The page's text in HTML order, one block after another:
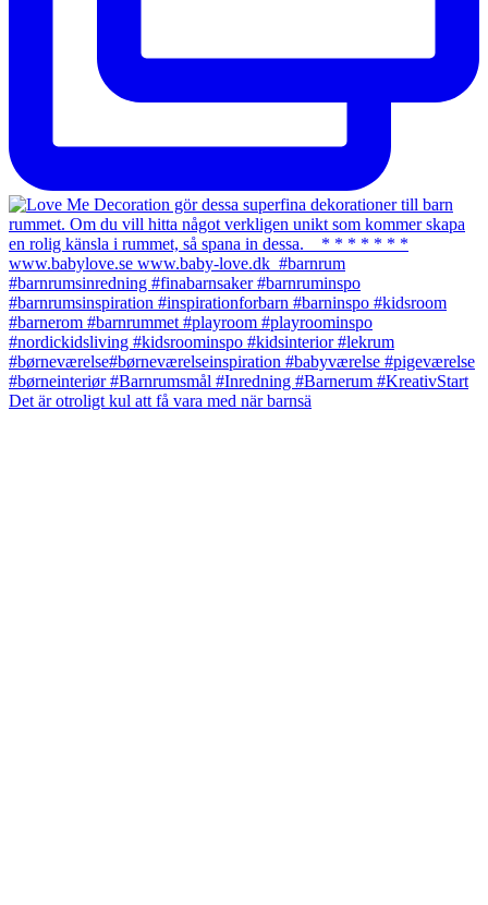
Det är otroligt kul att få vara med när barnsä